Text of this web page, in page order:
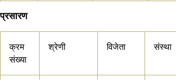
प्रसारण
क्रम
संख्या
श्रेणी विजेता संस्था